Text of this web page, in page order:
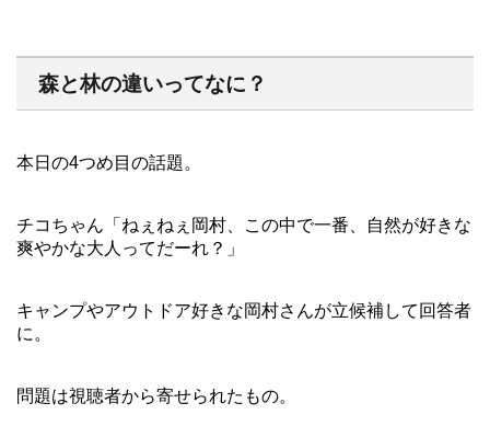
森と林の違いってなに？
本日の4つめ目の話題。
チコちゃん「ねぇねぇ岡村、この中で一番、自然が好きな
爽やかな大人ってだーれ？」
キャンプやアウトドア好きな岡村さんが立候補して回答者
に。
問題は視聴者から寄せられたもの。